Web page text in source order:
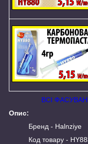
ВСІ
Опис:
Бренд - Halnziye
Код товару -